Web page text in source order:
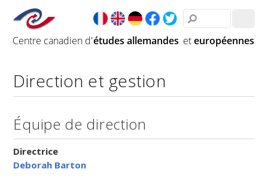
Direction et gestion
Équipe de direction
Directrice
Deborah Barton